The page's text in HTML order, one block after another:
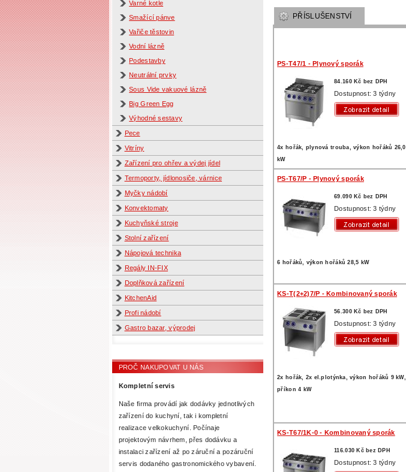
Varné kotle
Smažící pánve
Vařiče těstovin
Vodní lázně
Podestavby
Neutrální prvky
Sous Vide vakuové lázně
Big Green Egg
Výhodné sestavy
Pece
Vitríny
Zařízení pro ohřev a výdej jídel
Termoporty, jídlonosiče, várnice
Myčky nádobí
Konvektomaty
Kuchyňské stroje
Stolní zařízení
Nápojová technika
Regály IN-FIX
Doplňková zařízení
KitchenAid
Profi nádobí
Gastro bazar, výprodej
PROČ NAKUPOVAT U NÁS
Kompletní servis
Naše firma provádí jak dodávky jednotlivých
zařízení do kuchyní, tak i kompletní
realizace velkokuchyní. Počínaje
projektovým návrhem, přes dodávku a
instalaci zařízení až po záruční a pozáruční
servis dodaného gastronomického vybavení.
PŘÍSLUŠENSTVÍ
PS-T47/1 - Plynový sporák
84.160 Kč bez DPH
Dostupnost: 3 týdny
4x hořák, plynová trouba, výkon hořáků 26,0
kW
PS-T67/P - Plynový sporák
69.090 Kč bez DPH
Dostupnost: 3 týdny
6 hořáků, výkon hořáků 28,5 kW
KS-T(2+2)7/P - Kombinovaný sporák
56.300 Kč bez DPH
Dostupnost: 3 týdny
2x hořák, 2x el.plotýnka, výkon hořáků 9 kW,
příkon 4 kW
KS-T67/1K-0 - Kombinovaný sporák
116.030 Kč bez DPH
Dostupnost: 3 týdny